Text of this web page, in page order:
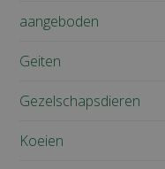
aangeboden
Geiten
Gezelschapsdieren
Koeien